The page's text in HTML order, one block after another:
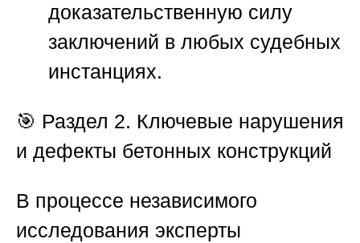
доказательственную силу
заключений в любых судебных
инстанциях.
🎯 Раздел 2. Ключевые нарушения
и дефекты бетонных конструкций
В процессе независимого
исследования эксперты